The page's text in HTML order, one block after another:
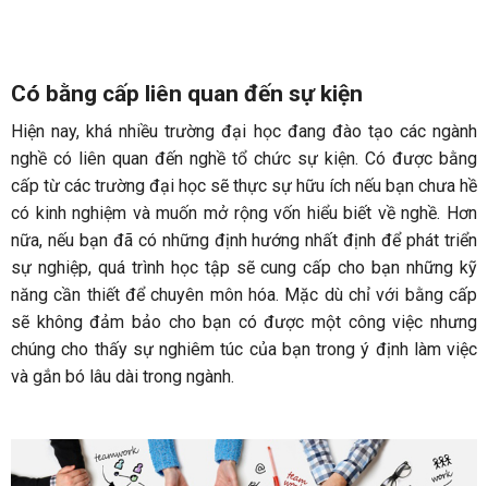
Có bằng cấp liên quan đến sự kiện
Hiện nay, khá nhiều trường đại học đang đào tạo các ngành
nghề có liên quan đến nghề tổ chức sự kiện. Có được bằng
cấp từ các trường đại học sẽ thực sự hữu ích nếu bạn chưa hề
có kinh nghiệm và muốn mở rộng vốn hiểu biết về nghề. Hơn
nữa, nếu bạn đã có những định hướng nhất định để phát triển
sự nghiệp, quá trình học tập sẽ cung cấp cho bạn những kỹ
năng cần thiết để chuyên môn hóa. Mặc dù chỉ với bằng cấp
sẽ không đảm bảo cho bạn có được một công việc nhưng
chúng cho thấy sự nghiêm túc của bạn trong ý định làm việc
và gắn bó lâu dài trong ngành.